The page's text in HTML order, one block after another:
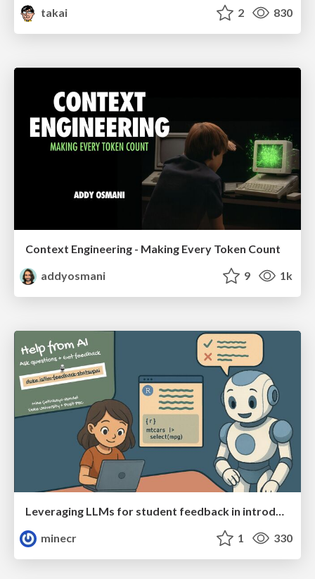
takai
2 830
Context Engineering - Making Every Token Count
addyosmani
9 1k
Leveraging LLMs for student feedback in introductory data science courses - posit::conf(2025)
minecr
1 330